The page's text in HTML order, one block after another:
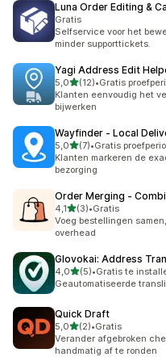
Luna Order Editing &
Gratis
Selfservice voor het
minder supporttickets.
Yagi Address Edit
5,0van 5 sterren
(12)
12 recensies in totaal
•Gratis
Klanten eenvoudig het
bijwerken
Wayfinder ‑ Local
5,0van 5 sterren
(7)
7 recensies in totaal
•Gratis
Klanten markeren de
bezorging
Order Merging ‑
4,1van 5 sterren
(3)
3 recensies in totaal
•Gratis
Voeg bestellingen
overhead
Glovokai: Address
4,0van 5 sterren
(5)
5 recensies in totaal
•Gratis te
Geautomatiseerde
Quick Draft
5,0van 5 sterren
(2)
2 recensies in totaal
•Gratis
Verander afgebroken
handmatig af te ronden